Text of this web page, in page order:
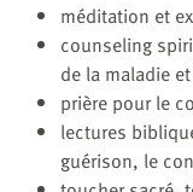
méditation et
counseling
de la maladie
prière pour le
lectures
guérison, le